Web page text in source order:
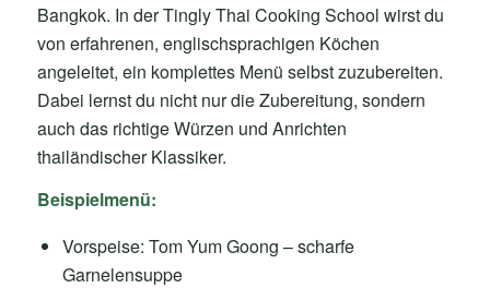
Bangkok. In der Tingly Thai Cooking School wirst du
von erfahrenen, englischsprachigen Köchen
angeleitet, ein komplettes Menü selbst zuzubereiten.
Dabei lernst du nicht nur die Zubereitung, sondern
auch das richtige Würzen und Anrichten
thailändischer Klassiker.
Beispielmenü:
Vorspeise: Tom Yum Goong – scharfe
Garnelensuppe